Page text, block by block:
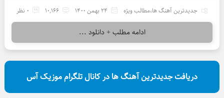
جدیدترین آهنگ ها،مطالب ویژه 24 بهمن 1400 10,166 0 نظر
ادامه مطلب + دانلود ...
دریافت جدیدترین آهنگ ها در کانال تلگرام موزیک آس